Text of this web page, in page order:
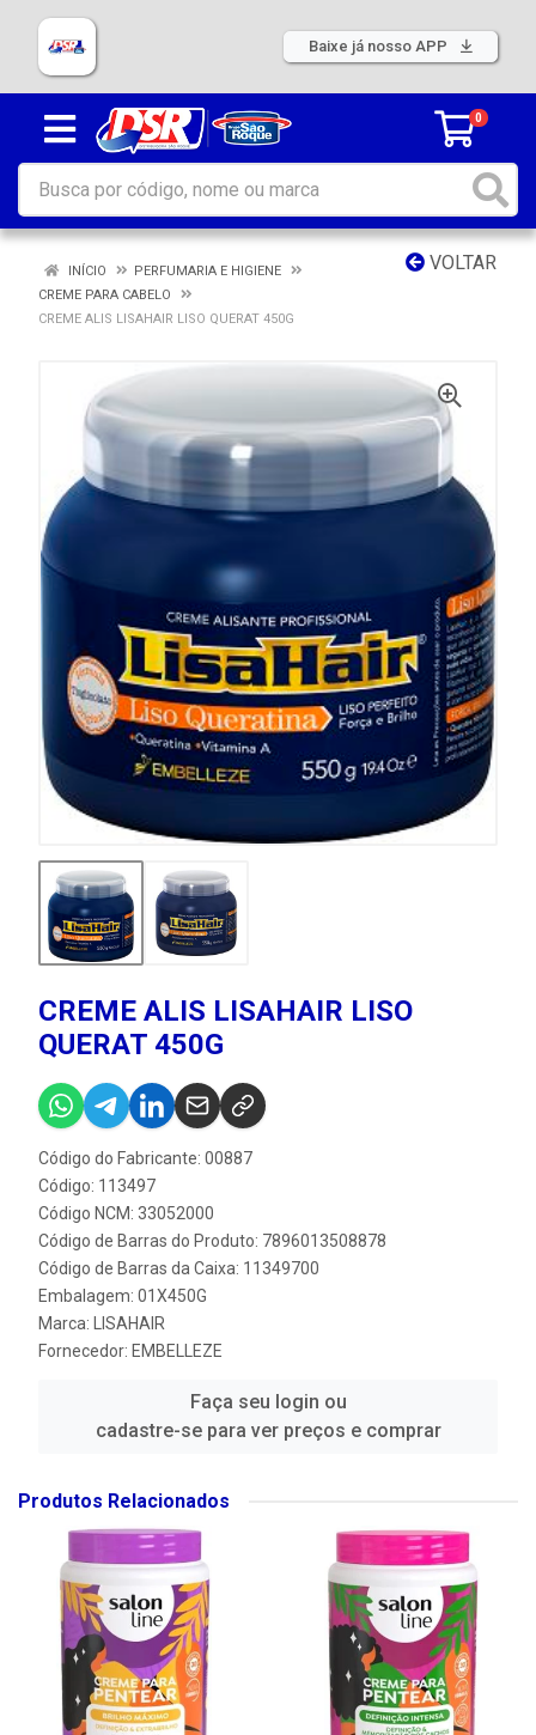
Baixe já nosso APP
0
VOLTAR
INÍCIO
PERFUMARIA E HIGIENE
CREME PARA CABELO
CREME ALIS LISAHAIR LISO QUERAT 450G
CREME ALIS LISAHAIR LISO
QUERAT 450G
Código do Fabricante: 00887
Código: 113497
Código NCM: 33052000
Código de Barras do Produto: 7896013508878
Código de Barras da Caixa: 11349700
Embalagem: 01X450G
Marca: LISAHAIR
Fornecedor: EMBELLEZE
Faça seu login ou
cadastre-se para ver preços e comprar
Produtos Relacionados